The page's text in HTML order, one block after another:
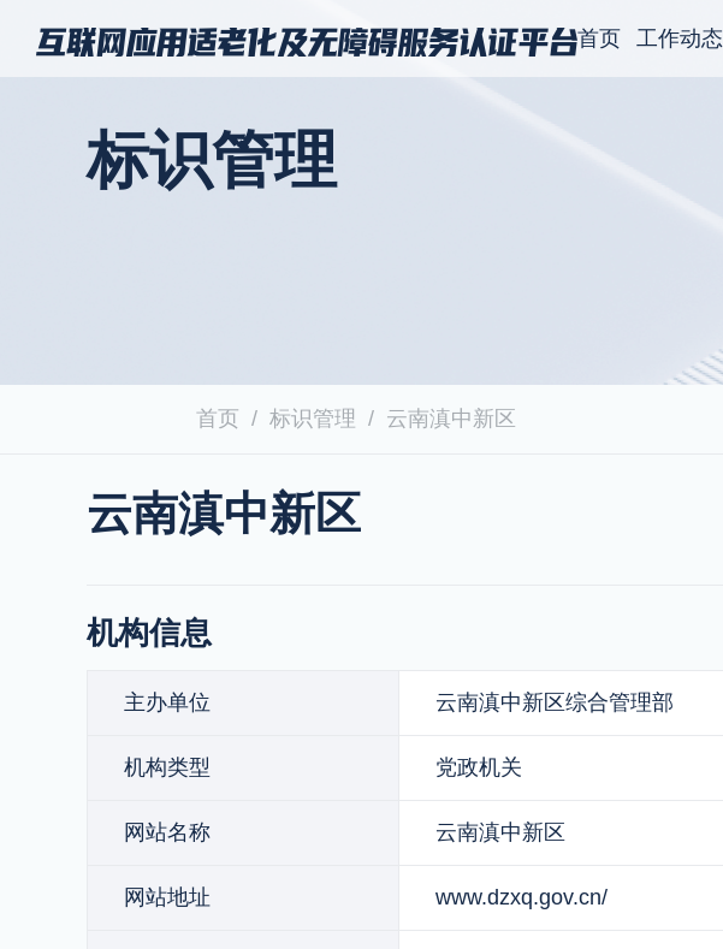
首页 工作动态
标识管理
首页 标识管理 云南滇中新区
云南滇中新区
机构信息
主办单位 云南滇中新区综合管理部
机构类型 党政机关
网站名称 云南滇中新区
网站地址 www.dzxq.gov.cn/